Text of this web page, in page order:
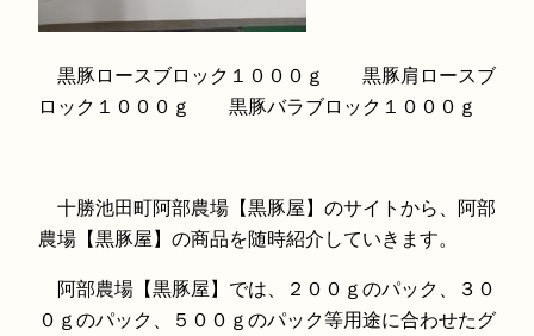
黒豚ロースブロック１０００ｇ 黒豚肩ロースブ
ロック１０００ｇ 黒豚バラブロック１０００ｇ
十勝池田町阿部農場【黒豚屋】のサイトから、阿部
農場【黒豚屋】の商品を随時紹介していきます。
阿部農場【黒豚屋】では、２００ｇのパック、３０
０ｇのパック、５００ｇのパック等用途に合わせたグ